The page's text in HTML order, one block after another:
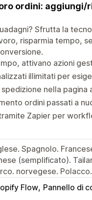
ordini:
Sfrutta la
risparmia tempo,
attivano azioni
illimitati per
nella pagina
ordini passati a
Zapier per
Spagnolo.
(semplificato).
norvegese.
Flow Pannello di